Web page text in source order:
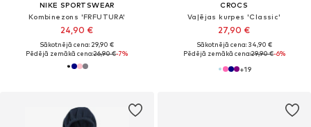
NIKE SPORTSWEAR
Kombinezons 'FRFUTURA'
24,90 €
Sākotnējā cena: 29,90 €
Pēdējā zemākā cena:26,90 €-7%
CROCS
Vaļējas kurpes 'Classic'
27,90 €
Sākotnējā cena: 34,90 €
Pēdējā zemākā cena:29,90 €-6%
+19